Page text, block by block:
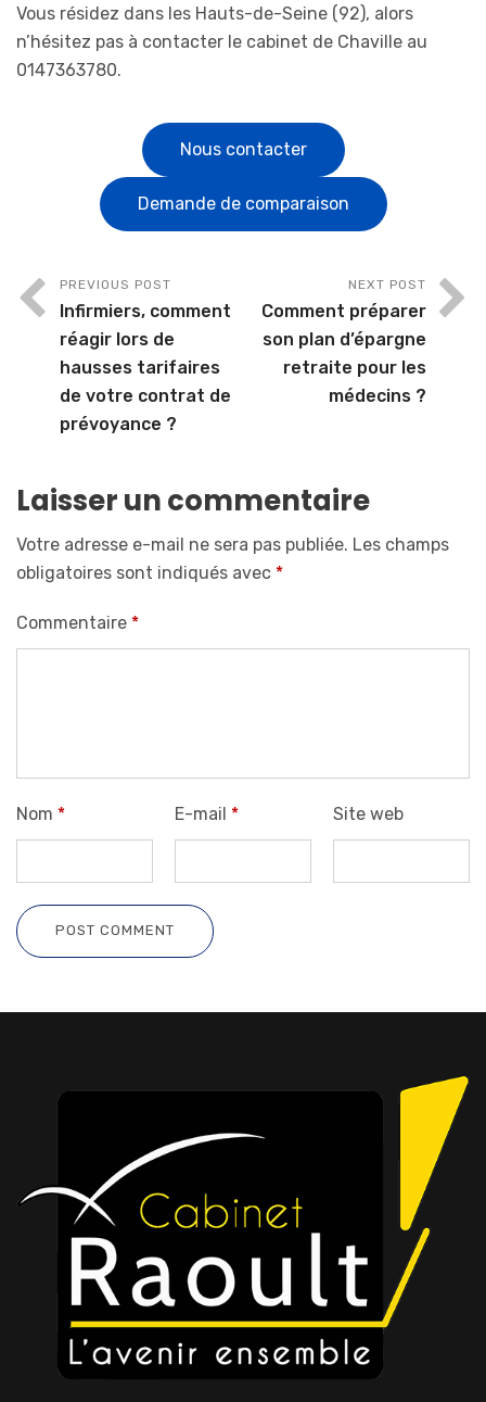
Vous résidez dans les Hauts-de-Seine (92), alors
n’hésitez pas à contacter le cabinet de Chaville au
0147363780.
Nous contacter
Demande de comparaison
PREVIOUS POST
Infirmiers, comment
réagir lors de
hausses tarifaires
de votre contrat de
prévoyance ?
NEXT POST
Comment préparer
son plan d’épargne
retraite pour les
médecins ?
Laisser un commentaire
Votre adresse e-mail ne sera pas publiée. Les champs
obligatoires sont indiqués avec *
Commentaire *
Nom * E-mail * Site web
POST COMMENT